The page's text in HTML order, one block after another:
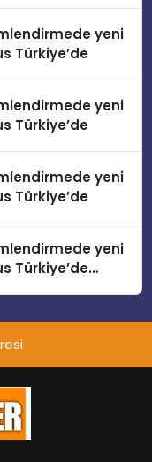
yeni
Türkiye’de
yeni
Türkiye’de
yeni
Türkiye’de
yeni
Türkiye’de
tasarımıyla
son modeli
Plus
Tam
uygulama
entegrasyonu
sistemlerinin
konforlu ve